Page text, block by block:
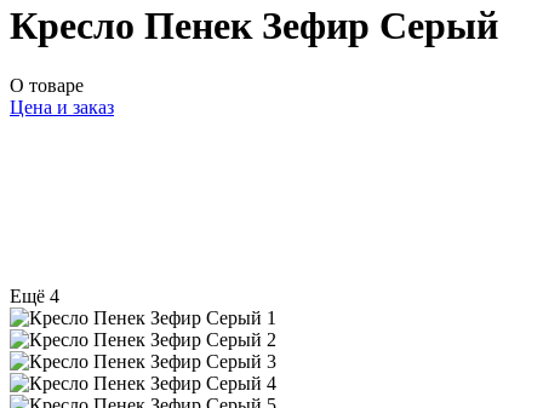
Кресло Пенек Зефир Серый
О товаре
Цена и заказ
Ещё 4